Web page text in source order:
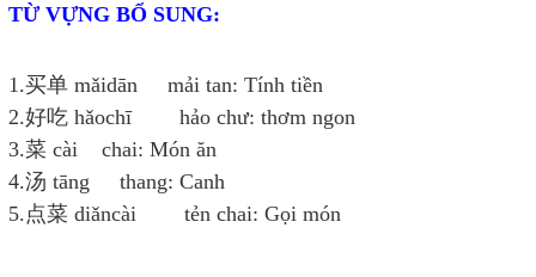
TỪ VỰNG BỔ SUNG:
1.买单 mǎidān mải tan: Tính tiền
2.好吃 hǎochī hảo chư: thơm ngon
3.菜 cài chai: Món ăn
4.汤 tāng thang: Canh
5.点菜 diǎncài tẻn chai: Gọi món